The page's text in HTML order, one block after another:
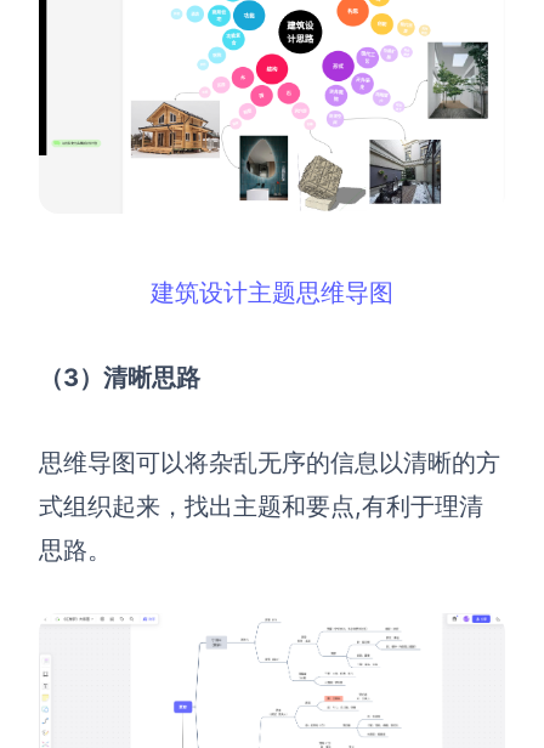
建筑设计主题思维导图
（3）清晰思路
思维导图可以将杂乱无序的信息以清晰的方
式组织起来，找出主题和要点,有利于理清
思路。